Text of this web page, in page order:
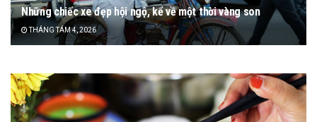
Những chiếc xe đẹp hội ngộ, kể về một thời vàng son
THÁNG TÁM 4, 2026